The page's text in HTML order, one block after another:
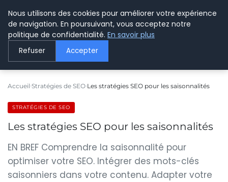
LE WEBMARKETING
Accueil Stratégies de SEO Les stratégies SEO pour les saisonnalités
STRATÉGIES DE SEO
Les stratégies SEO pour les saisonnalités
EN BREF Comprendre la saisonnalité pour
optimiser votre SEO. Intégrer des mots-clés
saisonniers dans votre contenu. Adapter votre
Nous utilisons des cookies pour améliorer votre expérience
de navigation. En poursuivant, vous acceptez notre
politique de confidentialité. En savoir plus
Refuser Accepter